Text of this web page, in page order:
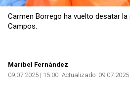
Carmen Borrego ha vuelto desatar
Campos.
Maribel Fernández
09.07.2025 | 15:00 Actualizado: